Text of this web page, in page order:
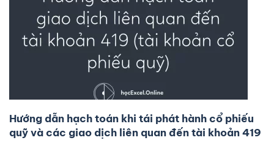
Hướng dẫn hạch toán khi tái phát hành cổ phiếu
quỹ và các giao dịch liên quan đến tài khoản 419